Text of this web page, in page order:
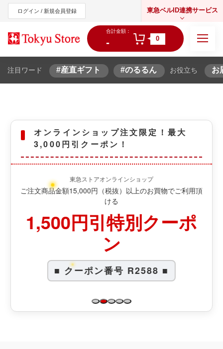
ログイン / 新規会員登録 東急ベルID連携サービス
東急オンラインショップ
合計金額：
- 0
注目ワード #産直ギフト #のるるん お役立ち お
オンラインショップ注文限定！最大
3,000円引クーポン！
東急ストアオンラインショップ
ご注文商品金額15,000円（税抜）以上のお買物でご利用頂
ける
1,500円引特別クーポ
ン
■ クーポン番号 R2588 ■